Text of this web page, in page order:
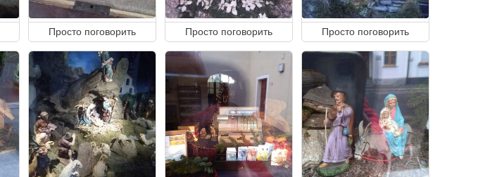
Просто поговорить Просто поговорить Просто поговорить